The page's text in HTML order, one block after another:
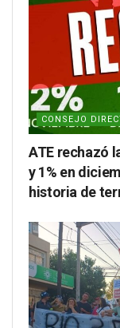
CONSEJO
ATE rechazó
y 1% en
historia de